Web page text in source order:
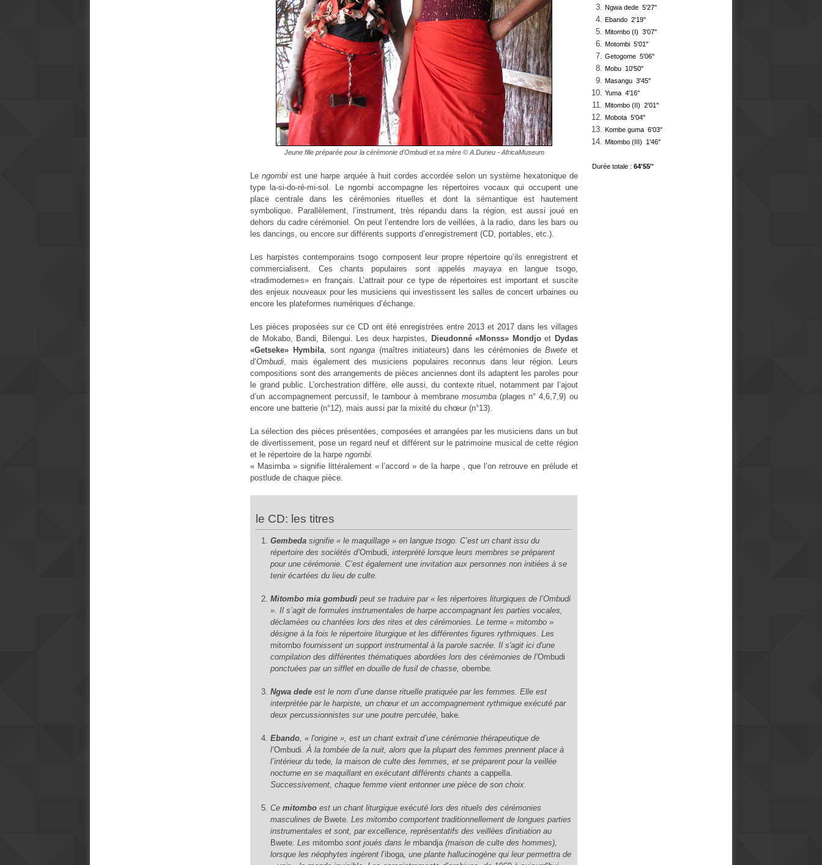
Jeune fille préparée pour la cérémonie d'Ombudi et sa mère © A.Durieu - AfricaMuseum
Lengombi est une harpe arquée à huit cordes accordée selon un système hexatonique de
type la-si-do-ré-mi-sol. Le ngombi accompagne les répertoires vocaux qui occupent une
place centrale dans les cérémonies rituelles et dont la sémantique est hautement
symbolique. Parallèlement, l’instrument, très répandu dans la région, est aussi joué en
dehors du cadre cérémoniel. On peut l’entendre lors de veillées, à la radio, dans les bars ou
les dancings, ou encore sur différents supports d’enregistrement (CD, portables, etc.).
Les harpistes contemporains tsogo composent leur propre répertoire qu’ils enregistrent et
commercialisent. Ces chants populaires sont appelés mayayaen langue tsogo,
«tradimodernes» en français. L’attrait pour ce type de répertoires est important et suscite
des enjeux nouveaux pour les musiciens qui investissent les salles de concert urbaines ou
encore les plateformes numériques d’échange.
Les pièces proposées sur ce CD ont été enregistrées entre 2013 et 2017 dans les villages
de Mokabo, Bandi, Bilengui. Les deux harpistes,
Dieudonné «Monss» Mondjoet Dydas
«Getseke» Hymbila, sont nganga (maîtres initiateurs) dans les cérémonies deBwete et
d’Ombudi , mais également des musiciens populaires reconnus dans leur région. Leurs
compositions sont des arrangements de pièces anciennes dont ils adaptent les paroles pour
le grand public. L’orchestration diffère, elle aussi, du contexte rituel, notamment par l’ajout
d’un accompagnement percussif, le tambour à membrane mosumba(plages n° 4,6,7,9) ou
encore une batterie (n°12), mais aussi par la mixité du chœur (n°13).
La sélection des pièces présentées, composées et arrangées par les musiciens dans un but
de divertissement, pose un regard neuf et différent sur le patrimoine musical de cette région
et le répertoire de la harpengombi.
« Masimba » signifie littéralement « l’accord » de la harpe , que l’on retrouve en prélude et
postlude de chaque pièce.
le CD: les titres
Gembeda signifie « le maquillage » en langue tsogo. C’est un chant issu du
répertoire des sociétés d’Ombudi , interprété lorsque leurs membres se préparent
pour une cérémonie. C’est également une invitation aux personnes non initiées à se
tenir écartées du lieu de culte.
Mitombo mia gombudi peut se traduire par « les répertoires liturgiques de l’Ombudi
». Il s’agit de formules instrumentales de harpe accompagnant les parties vocales,
déclamées ou chantées lors des rites et des cérémonies. Le terme « mitombo »
désigne à la fois le répertoire liturgique et les différentes figures rythmiques. Les
mitombo fournissent un support instrumental à la parole sacrée. Il s'agit ici d'une
compilation des différentes thématiques abordées lors des cérémonies de l’Ombudi
ponctuées par un sifflet en douille de fusil de chasse,obembe
Ngwa dedeest le nom d’une danse rituelle pratiquée par les femmes. Elle est
interprétée par le harpiste, un chœur et un accompagnement rythmique exécuté par
deux percussionnistes sur une poutre percutée,
bake
Ebando , « l'origine », est un chant extrait d’une cérémonie thérapeutique de
l’Ombudi. À la tombée de la nuit, alors que la plupart des femmes prennent place à
l’intérieur dutede , la maison de culte des femmes, et se préparent pour la veillée
nocturne en se maquillant en exécutant différents chantsa cappella.
Successivement, chaque femme vient entonner une pièce de son choix.
Ce mitomboest un chant liturgique exécuté lors des rituels des cérémonies
masculines de Bwete . Les mitombo comportent traditionnellement de longues parties
instrumentales et sont, par excellence, représentatifs des veillées d'initiation au
Bwete . Les mitombo sont joués dans le mbandja (maison de culte des hommes),
lorsque les néophytes ingèrent l’iboga , une plante hallucinogène qui leur permettra de
Ngwa dede 5'27''
Ebando 2'19''
Mitombo (I) 3'07''
Motombi 5'01''
Getogome 5'06''
Mobu 10'50''
Masangu 3'45''
Yuma 4'16''
Mitombo (II) 2'01''
Mobota 5'04''
Kombe guma 6'03''
Mitombo (III) 1'46''
Durée totale : 64'55''